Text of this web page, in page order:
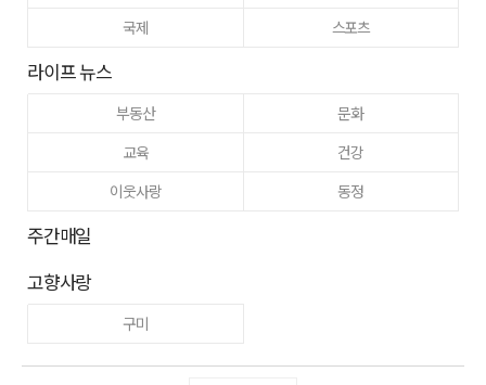
국제
스포츠
라이프 뉴스
부동산
문화
교육
건강
이웃사랑
동정
주간매일
고향사랑
구미